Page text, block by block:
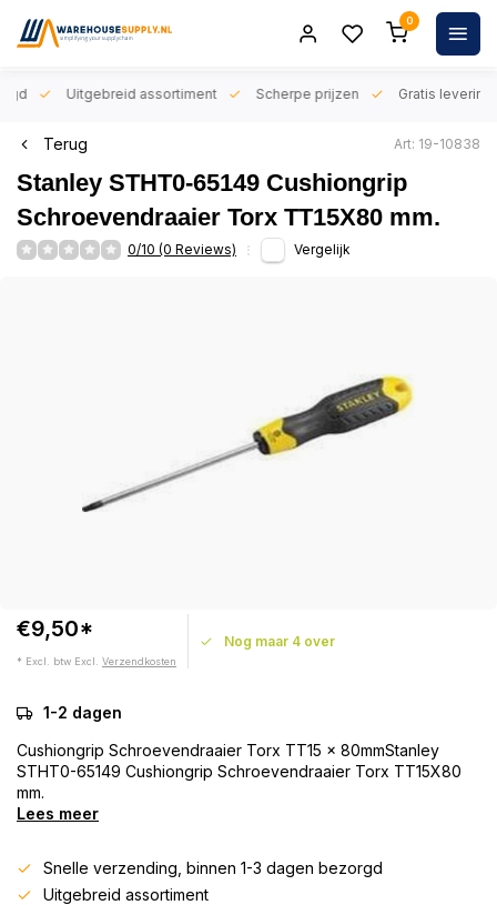
0
Uitgebreid assortiment Scherpe prijzen Gratis levering
Terug Art: 19-10838
Stanley STHT0-65149 Cushiongrip
Schroevendraaier Torx TT15X80 mm.
0/10 (0 Reviews) Vergelijk
€9,50*
* Excl. btw Excl. Verzendkosten
Nog maar 4 over
1-2 dagen
Cushiongrip Schroevendraaier Torx TT15 x 80mmStanley
STHT0-65149 Cushiongrip Schroevendraaier Torx TT15X80
mm.
Lees meer
Snelle verzending, binnen 1-3 dagen bezorgd
Uitgebreid assortiment